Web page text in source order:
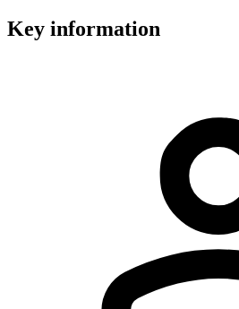
Key information